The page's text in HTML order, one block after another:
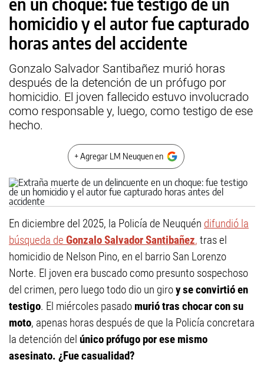
homicidio y el autor fue capturado
horas antes del accidente
Gonzalo Salvador Santibañez murió horas
después de la detención de un prófugo por
homicidio. El joven fallecido estuvo involucrado
como responsable y, luego, como testigo de ese
hecho.
+ Agregar LM Neuquen en
En diciembre del 2025, la Policía de Neuquén difundió la
búsqueda de Gonzalo Salvador Santibañez, tras el
homicidio de Nelson Pino, en el barrio San Lorenzo
Norte. El joven era buscado como presunto sospechoso
del crimen, pero luego todo dio un giroy se convirtió en
testigo. El miércoles pasado murió tras chocar con su
moto, apenas horas después de que la Policía concretara
la detención del único prófugo por ese mismo
asesinato. ¿Fue casualidad?